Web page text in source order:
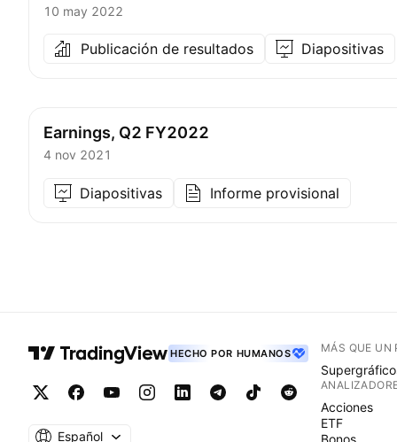
10 may 2022
Publicación de resultados Diapositivas
Earnings, Q2 FY2022
4 nov 2021
Diapositivas Informe provisional
HECHO POR HUMANOS
Español
MÁS QUE UN
Acciones
ETF
Bonos